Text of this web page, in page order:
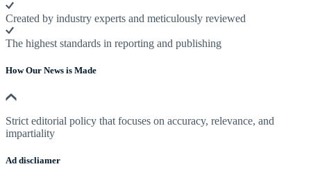
Created by industry experts and meticulously reviewed
The highest standards in reporting and publishing
How Our News is Made
Strict editorial policy that focuses on accuracy, relevance, and
impartiality
Ad discliamer